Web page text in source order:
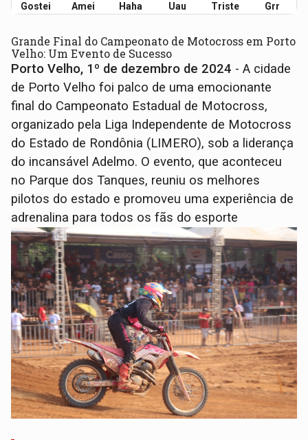
Gostei Amei Haha Uau Triste Grr
Grande Final do Campeonato de Motocross em Porto
Velho: Um Evento de Sucesso
Porto Velho, 1º de dezembro de 2024 - A cidade
de Porto Velho foi palco de uma emocionante
final do Campeonato Estadual de Motocross,
organizado pela Liga Independente de Motocross
do Estado de Rondônia (LIMERO), sob a liderança
do incansável Adelmo. O evento, que aconteceu
no Parque dos Tanques, reuniu os melhores
pilotos do estado e promoveu uma experiência de
adrenalina para todos os fãs do esporte